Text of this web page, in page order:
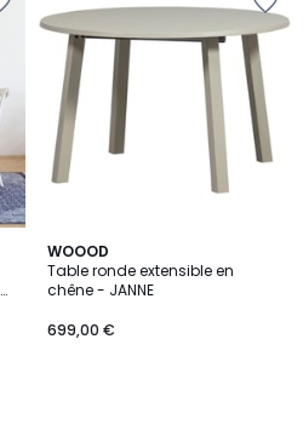
WOOOD
Table ronde extensible en
chêne - JANNE
699,00 €